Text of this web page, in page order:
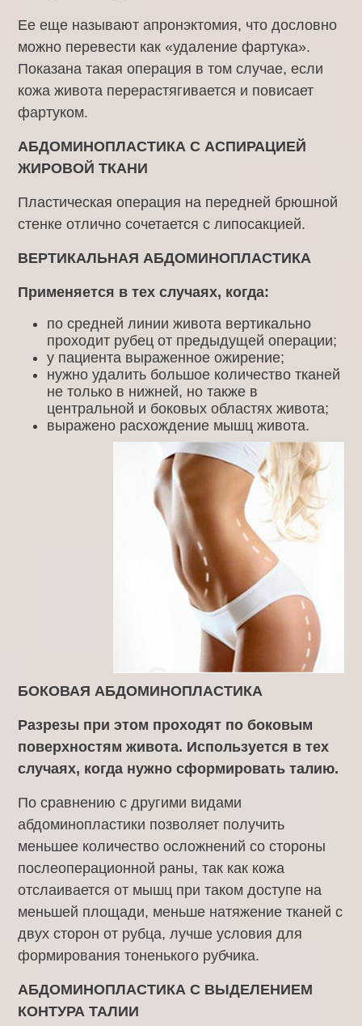
Ее еще называют апронэктомия, что дословно
можно перевести как «удаление фартука».
Показана такая операция в том случае, если
кожа живота перерастягивается и повисает
фартуком.
АБДОМИНОПЛАСТИКА С АСПИРАЦИЕЙ
ЖИРОВОЙ ТКАНИ
Пластическая операция на передней брюшной
стенке отлично сочетается с липосакцией.
ВЕРТИКАЛЬНАЯ АБДОМИНОПЛАСТИКА
Применяется в тех случаях, когда:
по средней линии живота вертикально
проходит рубец от предыдущей операции;
у пациента выраженное ожирение;
нужно удалить большое количество тканей
не только в нижней, но также в
центральной и боковых областях живота;
выражено расхождение мышц живота.
БОКОВАЯ АБДОМИНОПЛАСТИКА
Разрезы при этом проходят по боковым
поверхностям живота. Используется в тех
случаях, когда нужно сформировать талию.
По сравнению с другими видами
абдоминопластики позволяет получить
меньшее количество осложнений со стороны
послеоперационной раны, так как кожа
отслаивается от мышц при таком доступе на
меньшей площади, меньше натяжение тканей с
двух сторон от рубца, лучше условия для
формирования тоненького рубчика.
АБДОМИНОПЛАСТИКА С ВЫДЕЛЕНИЕМ
КОНТУРА ТАЛИИ